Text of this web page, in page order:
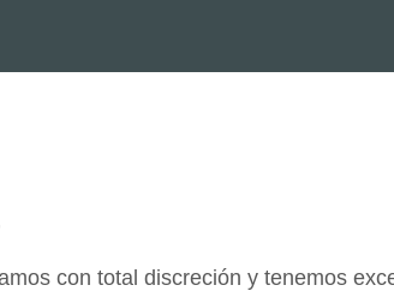
con total discreción y tenemos